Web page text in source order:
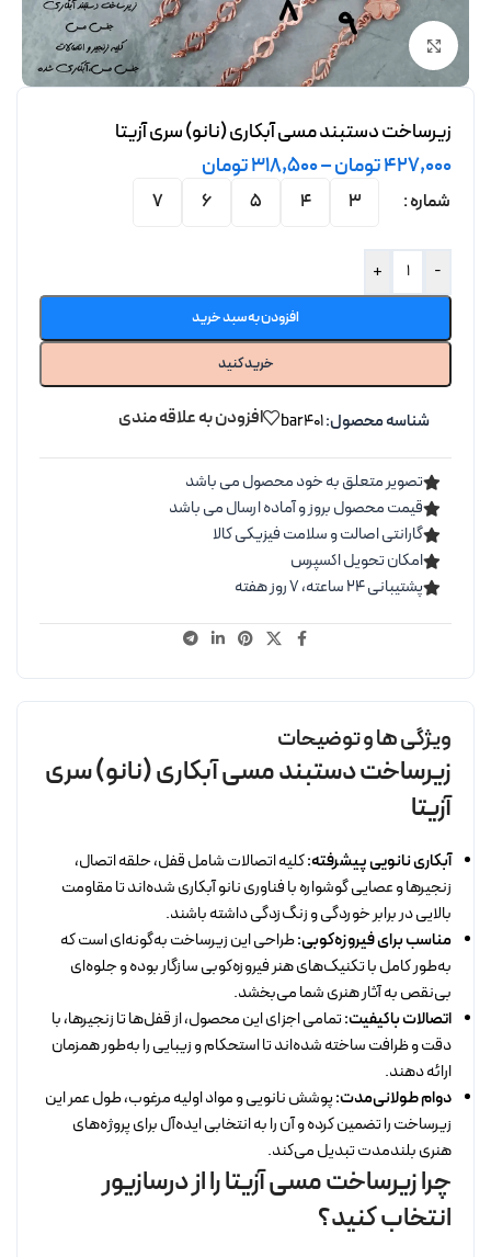
برای بزرگنمایی کلیک کنید
زیرساخت دستبند مسی آبکاری (نانو) سری آزیتا
427,000تومان–
318,500تومان
شماره 3
4
5
6
7
-
+
افزودن به سبد خرید
خرید کنید
شناسه محصول:bar401 افزودن به علاقه مندی
تصویر متعلق به خود محصول می باشد
قیمت محصول بروز و آماده ارسال می باشد
گارانتی اصالت و سلامت فیزیکی کالا
امکان تحویل اکسپرس
پشتیبانی ۲۴ ساعته، ۷ روز هفته
ویژگی ها و توضیحات
زیرساخت دستبند مسی آبکاری (نانو) سری
آزیتا
آبکاری نانویی پیشرفته:کلیه اتصالات شامل قفل، حلقه اتصال،
زنجیرها و عصایی گوشواره با فناوری نانو آبکاری شده‌اند تا مقاومت
بالایی در برابر خوردگی و زنگ‌زدگی داشته باشند.
مناسب برای فیروزه‌کوبی:طراحی این زیرساخت به‌گونه‌ای است که
به‌طور کامل با تکنیک‌های هنر فیروزه‌کوبی سازگار بوده و جلوه‌ای
بی‌نقص به آثار هنری شما می‌بخشد.
اتصالات باکیفیت:تمامی اجزای این محصول، از قفل‌ها تا زنجیرها، با
دقت و ظرافت ساخته شده‌اند تا استحکام و زیبایی را به‌طور همزمان
ارائه دهند.
دوام طولانی‌مدت:پوشش نانویی و مواد اولیه مرغوب، طول عمر این
زیرساخت را تضمین کرده و آن را به انتخابی ایده‌آل برای پروژه‌های
هنری بلندمدت تبدیل می‌کند.
چرا زیرساخت مسی آزیتا را از درسازیور
انتخاب کنید؟